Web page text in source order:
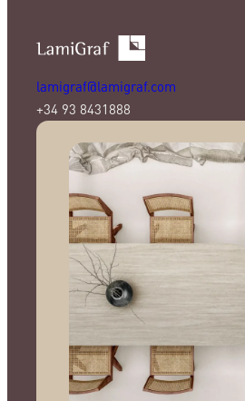
lamigraf@lamigraf.com
+34 93 8431888